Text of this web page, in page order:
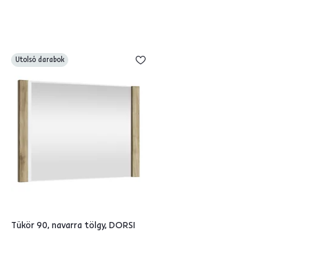
Utolsó darabok
Tükör 90, navarra tölgy, DORSI